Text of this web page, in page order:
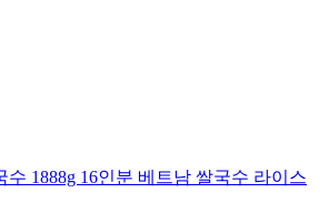
1888g 16인분 베트남 쌀국수 라이스